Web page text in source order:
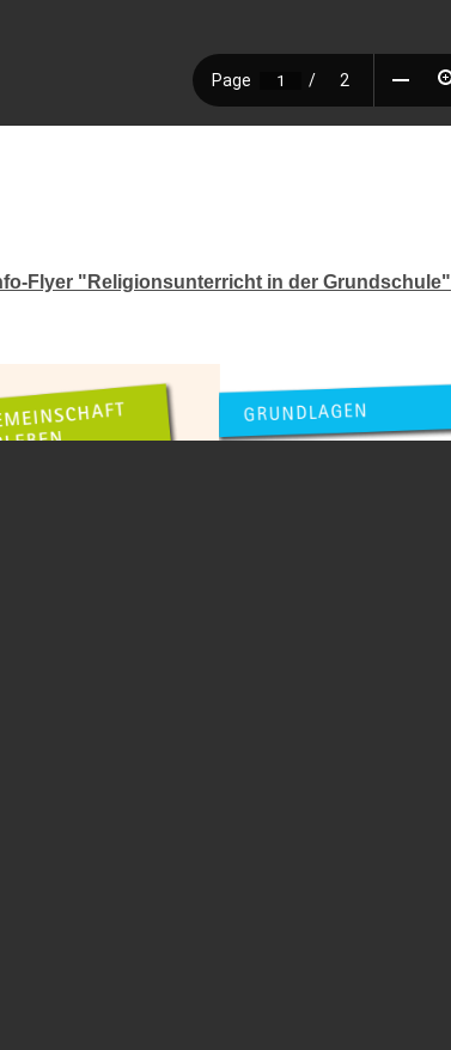
Flyer "Religionsunterricht in der Grundschule"